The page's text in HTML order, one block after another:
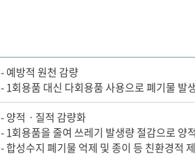
- 예방적 원천 감량
- 1회용품 대신 다회용품 사용으로 폐기물 발
- 양적ㆍ질적 감량화
- 1회용품을 줄여 쓰레기 발생량 절감으로 양
- 합성수지 폐기물 억제 및 종이 등 친환경적